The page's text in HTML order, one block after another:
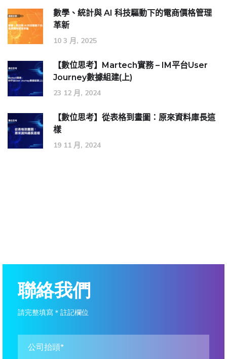
數學、統計與 AI 科技驅動下的電商價格管理
革新
10 3 月, 2025
【數位思考】Martech實務 – IM平台User
Journey數據組建(上)
23 12 月, 2024
【數位思考】從表格到畫圖：原來資料庫長這
樣
19 11 月, 2024
聯絡我們
請完整填寫＊註記欄位